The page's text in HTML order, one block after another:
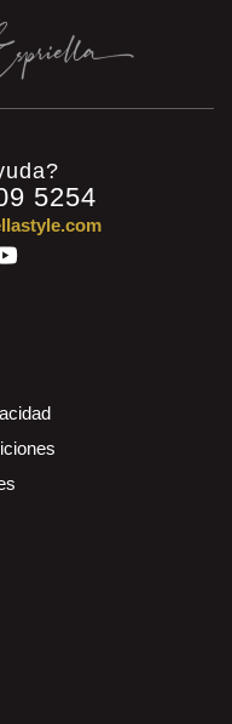
5254